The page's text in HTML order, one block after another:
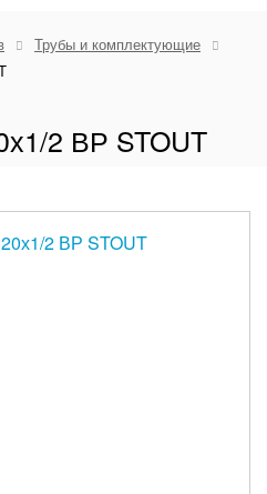
Трубы и комплектующие
2 ВР STOUT